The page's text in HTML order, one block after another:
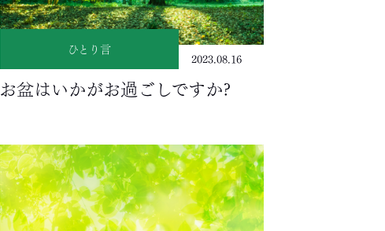
ひとり言
2023.08.16
お盆はいかがお過ごしですか?